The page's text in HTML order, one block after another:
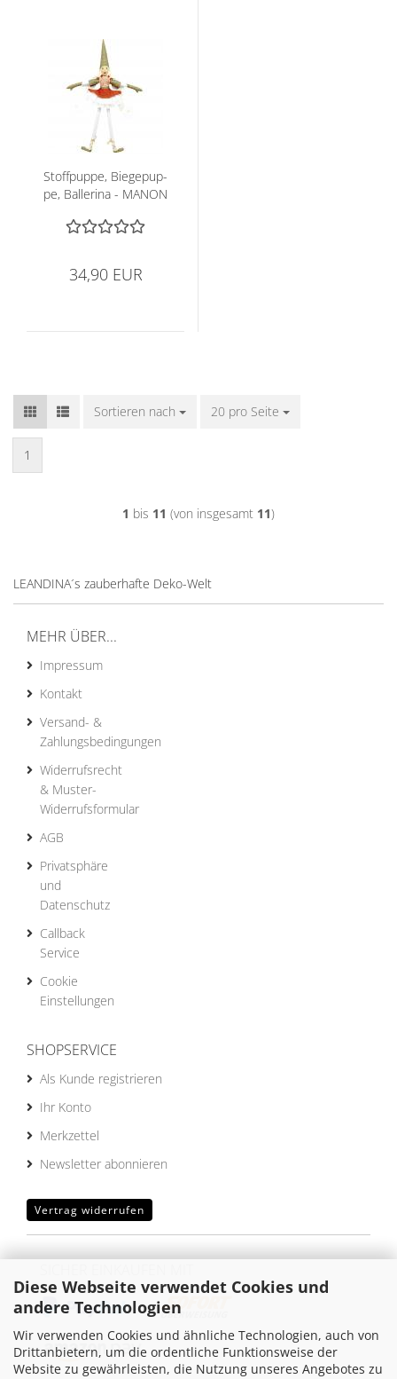
Diese Webseite verwendet Cookies und
andere Technologien
Wir verwenden Cookies und ähnliche Technologien, auch von
Drittanbietern, um die ordentliche Funktionsweise der
Website zu gewährleisten, die Nutzung unseres Angebotes zu
Stoff­pup­pe, Bie­ge­pup­
pe, Bal­le­ri­na - MANON
34,90 EUR
Sortieren nach
Sortieren nach 20 pro Seite
pro Seite
1
1 bis 11 (von insgesamt 11)
LEANDINA´s zauberhafte Deko-Welt
MEHR ÜBER...
Impressum
Kontakt
Versand- &
Zahlungsbedingungen
Widerrufsrecht
& Muster-
Widerrufsformular
AGB
Privatsphäre
und
Datenschutz
Callback
Service
Cookie
Einstellungen
SHOPSERVICE
Als Kunde registrieren
Ihr Konto
Merkzettel
Newsletter abonnieren
Vertrag widerrufen